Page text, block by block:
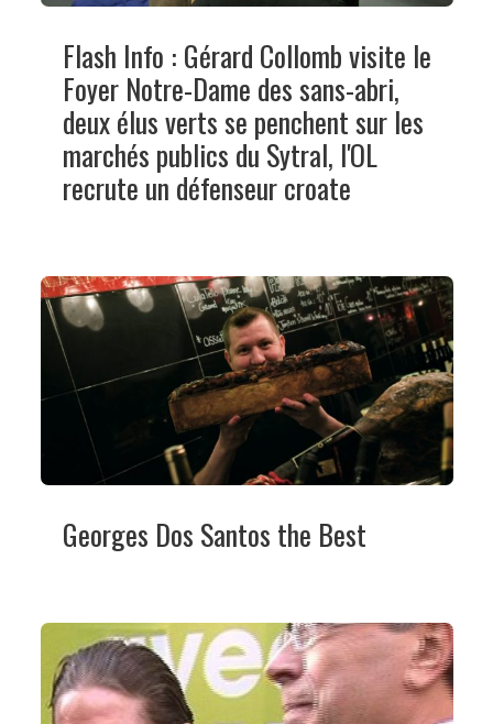
Flash Info : Gérard Collomb visite le
Foyer Notre-Dame des sans-abri,
deux élus verts se penchent sur les
marchés publics du Sytral, l'OL
recrute un défenseur croate
Georges Dos Santos the Best